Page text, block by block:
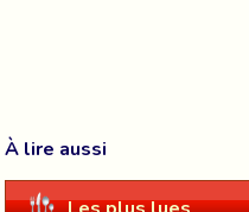
À lire aussi